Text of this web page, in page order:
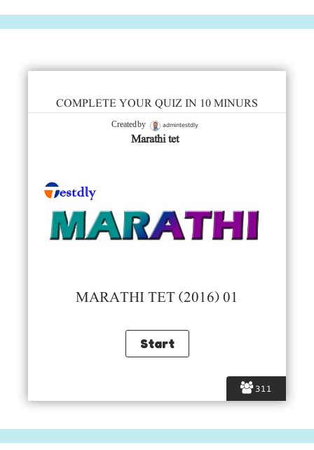
311
COMPLETE YOUR QUIZ IN 10 MINURS
Created by admintestdly
Marathi tet
MARATHI TET (2016) 01